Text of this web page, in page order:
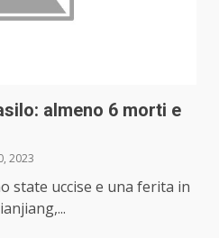
almeno 6 morti e
2023
state uccise e una ferita in